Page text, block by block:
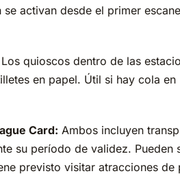
activan desde el primer
Los quioscos dentro de las
en papel. Útil si hay cola en
Card: Ambos incluyen
su período de validez. Pueden
previsto visitar atracciones de